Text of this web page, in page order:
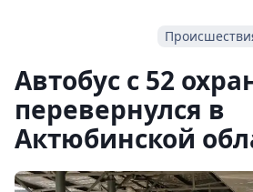
Автобус с 52
перевернулся в
Актюбинской